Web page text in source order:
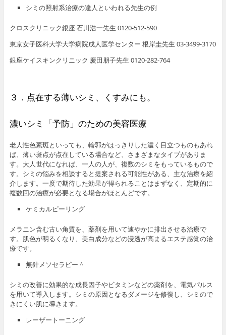
シミの照射系治療の達人といわれる先生の例
クロスクリニック銀座 石川浩一先生 0120-512-590
東京女子医科大学大学病院成人医学センター 根岸圭先生 03-3499-3170
銀座ケイスキンクリニック 慶田朋子先生 0120-282-764
３．点在する薄いシミ、くすみにも。
濃いシミ「予防」のための美容医療
老人性色素斑といっても、輪郭がはっきりした濃く目立つものもあれ
ば、薄い斑点が点在している場合など、さまざまなタイプがありま
す。大人世代になれば、一人の人が、複数のシミをもっているもので
す。シミの悩みを相談すると提案される可能性がある、主な治療を紹
介します。一度で期待した効果が得られることはまずなく、定期的に
複数回の治療が必要となる場合がほとんどです。
ケミカルピーリング
メラニン含む古い角質を、薬剤を用いて速やかに排出させる治療で
す。肌色が明るくなり、美白成分などの浸透が高まるエステ感覚の治
療です。
無針メソセラピー＾
シミの改善に効果的な成長因子やビタミンなどの薬剤を、電気パルス
を用いて導入します。シミの原因となるダメージを修復し、シミので
きにくい肌に導きます。
レーザートーニング